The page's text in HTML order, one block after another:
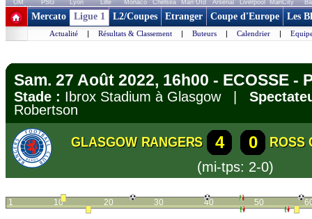
OM PSG Lyon Lille Monaco Chelsea Man Utd Arsenal Liverpool ManCity
+ de clubs
Mercato Ligue 1 L2/Coupes Etranger Coupe d'Europe Les
Actualité | Résultats & Classement | Buteurs | Calendrier |
Sam. 27 Août 2022, 16h00 - ECOSSE -
Stade : Ibrox Stadium à Glasgow |
Robertson
GLASGOW RANGERS 4 0
ROSS
(mi-tps: 2-0)
1 10 20 30 40 50